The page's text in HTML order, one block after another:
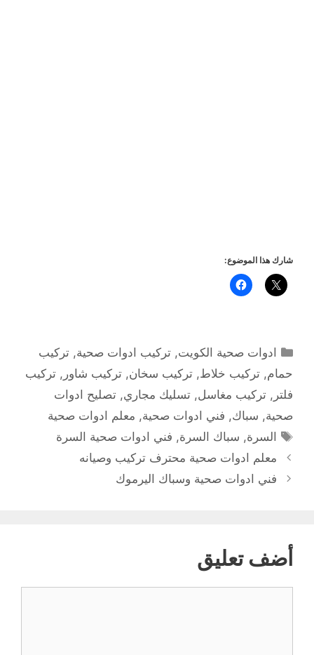
شارك هذا الموضوع:
التصنيفات
ادوات صحية الكويت,تركيب ادوات صحية,تركيب
حمام, تركيب خلاط, تركيب سخان, تركيب شاور , تركيب
فلتر , تركيب مغاسل, تسليك مجاري, تصليح ادوات
صحية, سباك, فني ادوات صحية, معلم ادوات صحية
الوسوم
السرة, سباك السرة, فني ادوات صحية السرة
معلم ادوات صحية محترف تركيب وصيانه
فني ادوات صحية وسباك اليرموك
أضف تعليق